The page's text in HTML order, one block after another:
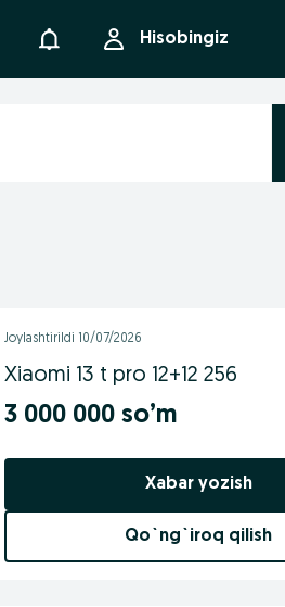
Bildirishnoma Hisobingiz
Joylashtirildi 10/07/2026
Xiaomi 13 t pro 12+12 256
3 000 000 so’m
Xabar yozish
Qo`ng`iroq qilish